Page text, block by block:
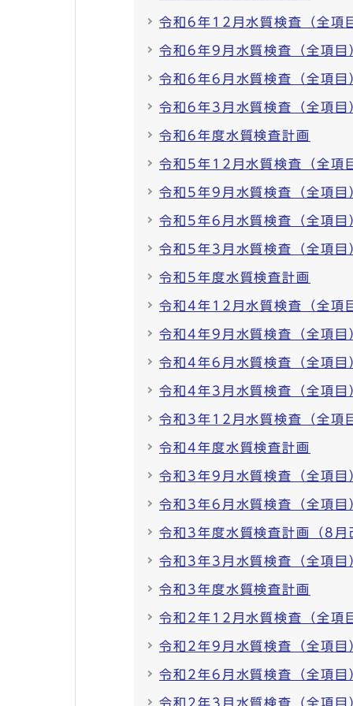
令和6年12月水質検査（全項
令和6年9月水質検査（全項目
令和6年6月水質検査（全項目
令和6年3月水質検査（全項目
令和6年度水質検査計画
令和5年12月水質検査（全項
令和5年9月水質検査（全項目
令和5年6月水質検査（全項目
令和5年3月水質検査（全項目
令和5年度水質検査計画
令和4年12月水質検査（全項
令和4年9月水質検査（全項目
令和4年6月水質検査（全項目
令和4年3月水質検査（全項目
令和3年12月水質検査（全項
令和4年度水質検査計画
令和3年9月水質検査（全項目
令和3年6月水質検査（全項目
令和3年度水質検査計画（8月
令和3年3月水質検査（全項目
令和3年度水質検査計画
令和2年12月水質検査（全項
令和2年9月水質検査（全項目
令和2年6月水質検査（全項目
令和2年3月水質検査（全項目